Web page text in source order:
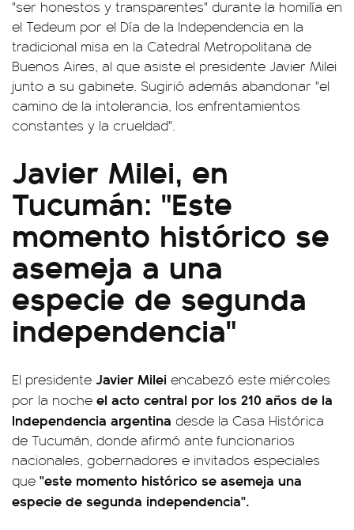
"ser honestos y transparentes" durante la homilía en
el Tedeum por el Día de la Independencia en la
tradicional misa en la Catedral Metropolitana de
Buenos Aires, al que asiste el presidente Javier Milei
junto a su gabinete. Sugirió además abandonar "el
camino de la intolerancia, los enfrentamientos
constantes y la crueldad".
Javier Milei, en
Tucumán: "Este
momento histórico se
asemeja a una
especie de segunda
independencia"
El presidente Javier Milei encabezó este miércoles
por la noche el acto central por los 210 años de la
Independencia argentina desde la Casa Histórica
de Tucumán, donde afirmó ante funcionarios
nacionales, gobernadores e invitados especiales
que "este momento histórico se asemeja una
especie de segunda independencia".